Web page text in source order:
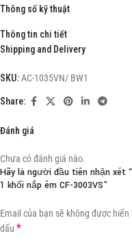
Thông số kỹ thuật
Thông tin chi tiết
Shipping and Delivery
SKU:AC-1035VN/ BW1
Share:
Đánh giá
Chưa có đánh giá nào.
Hãy là người đầu tiên nhận xét
1 khối nắp êm CF-3003VS”
Email của bạn sẽ không được hiển
dấu *